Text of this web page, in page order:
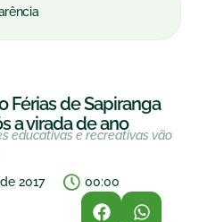
Férias de Sapiranga
a virada de ano
educativas e recreativas vão
2017
00:00